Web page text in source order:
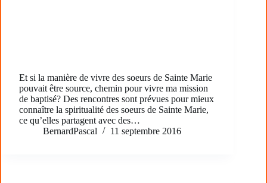
Et si la manière de vivre des soeurs de Sainte Marie
pouvait être source, chemin pour vivre ma mission
de baptisé? Des rencontres sont prévues pour mieux
connaître la spiritualité des soeurs de Sainte Marie,
ce qu’elles partagent avec des…
BernardPascal
11 septembre 2016